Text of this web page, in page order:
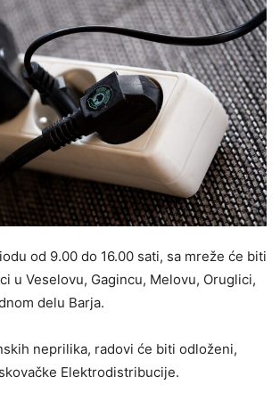
od 9.00 do 16.00 sati, sa mreže će biti
u Veselovu, Gagincu, Melovu, Oruglici,
delu Barja.
neprilika, radovi će biti odloženi,
Elektrodistribucije.